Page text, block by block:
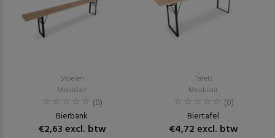
Stoelen
Meubilair
(0)
Bierbank
€2,63 excl. btw
Tafels
Meubilair
(0)
Biertafel
€4,72 excl. btw